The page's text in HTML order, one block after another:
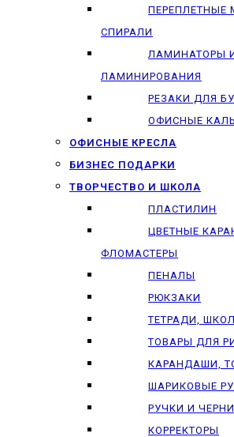
ПЕРЕПЛЕТНЫЕ
СПИРАЛИ
ЛАМИНАТОРЫ
ЛАМИНИРОВАНИЯ
РЕЗАКИ ДЛЯ
ОФИСНЫЕ
ОФИСНЫЕ КРЕСЛА
БИЗНЕС ПОДАРКИ
ТВОРЧЕСТВО И ШКОЛА
ПЛАСТИЛИН
ЦВЕТНЫЕ
ФЛОМАСТЕРЫ
ПЕНАЛЫ
РЮКЗАКИ
ТЕТРАДИ,
ТОВАРЫ ДЛЯ
КАРАНДАШИ,
ШАРИКОВЫЕ
РУЧКИ И
КОРРЕКТОРЫ